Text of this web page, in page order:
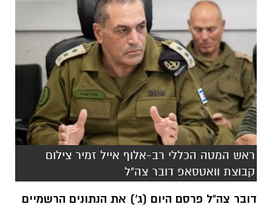
ראש המטה הכללי רב-אלוף אייל זמיר צילום
קבוצת וואטסאפ דובר צה"ל
דובר צה"ל פרסם היום (ג') את הנתונים הרשמיים